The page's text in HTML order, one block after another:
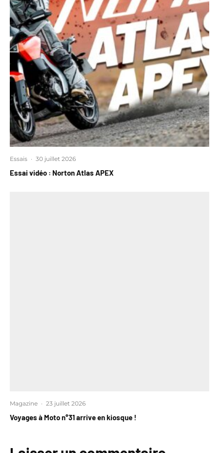
Essais · 30 juillet 2026
Essai vidéo : Norton Atlas APEX
Magazine · 23 juillet 2026
Voyages à Moto n°31 arrive en kiosque !